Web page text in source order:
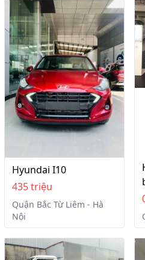
Hyundai I10
435 triệu
Quận Bắc Từ Liêm - Hà
Nội